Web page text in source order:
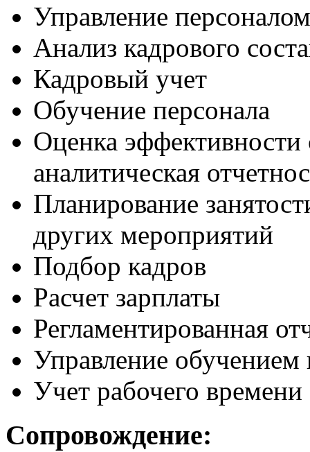
Управление
Анализ кадрового
Кадровый учет
Обучение персонала
Оценка
аналитическая
Планирование
других мероприятий
Подбор кадров
Расчет зарплаты
Регламентированная
Управление
Учет рабочего времени
Сопровождение: